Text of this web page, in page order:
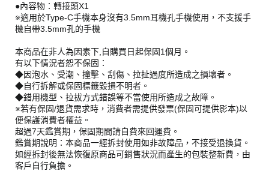
●內容物：轉接頭X1
※適用於Type-C手機本身沒有3.5mm耳機孔手機使用，不支援手
機自帶3.5mm孔的手機
本商品在非人為因素下,自購買日起保固1個月。
有以下情況者恕不保固：
◆因泡水、受潮、撞擊、刮傷、拉扯過度所造成之損壞者。
◆自行拆解或保固標籤毀損不明者。
◆錯用機型、拉拔方式錯誤等不當使用所造成之故障。
※若有保固/退貨需求時，消費者需提供發票(保固可提供影本)以
便保護消費者權益。
超過7天鑑賞期，保固期間請自費來回運費。
鑑賞期說明：本商品一經拆封使用如非故障品，不接受退換貨。
如經拆封後無法恢復原商品可銷售狀況而產生的包裝整新費，由
客戶自行負擔。